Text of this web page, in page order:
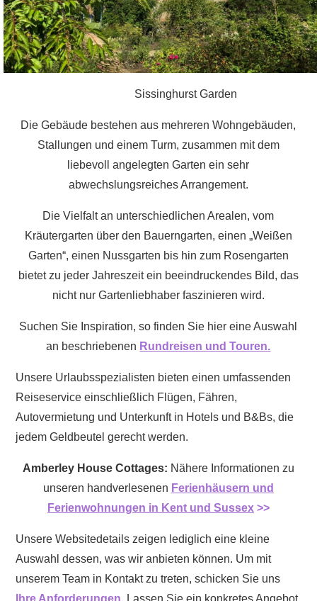
Sissinghurst Garden
Die Gebäude bestehen aus mehreren Wohngebäuden,
Stallungen und einem Turm, zusammen mit dem
liebevoll angelegten Garten ein sehr
abwechslungsreiches Arrangement.
Die Vielfalt an unterschiedlichen Arealen, vom
Kräutergarten über den Bauerngarten, einen „Weißen
Garten“, einen Nussgarten bis hin zum Rosengarten
bietet zu jeder Jahreszeit ein beeindruckendes Bild, das
nicht nur Gartenliebhaber faszinieren wird.
Suchen Sie Inspiration, so finden Sie hier eine Auswahl
an beschriebenen Rundreisen und Touren.
Unsere Urlaubsspezialisten bieten einen umfassenden
Reiseservice einschließlich Flügen, Fähren,
Autovermietung und Unterkunft in Hotels und B&Bs, die
jedem Geldbeutel gerecht werden.
Amberley House Cottages: Nähere Informationen zu
unseren handverlesenen Ferienhäusern und
Ferienwohnungen in Kent und Sussex>>
Unsere Websitedetails zeigen lediglich eine kleine
Auswahl dessen, was wir anbieten können. Um mit
unserem Team in Kontakt zu treten, schicken Sie uns
Ihre Anforderungen. Lassen Sie ein konkretes Angebot